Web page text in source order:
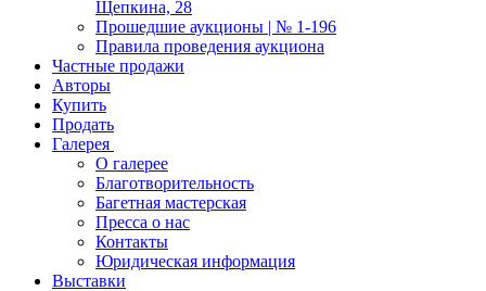
Щепкина, 28
Прошедшие аукционы | № 1-196
Правила проведения аукциона
Частные продажи
Авторы
Купить
Продать
Галерея
О галерее
Благотворительность
Багетная мастерская
Пресса о нас
Контакты
Юридическая информация
Выставки